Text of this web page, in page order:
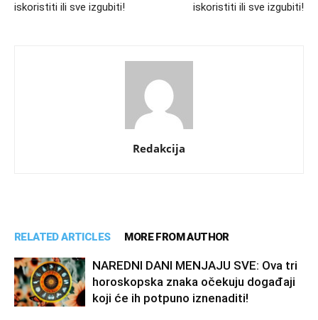
iskoristiti ili sve izgubiti!
iskoristiti ili sve izgubiti!
Redakcija
RELATED ARTICLES MORE FROM AUTHOR
NAREDNI DANI MENJAJU SVE: Ova tri
horoskopska znaka očekuju događaji
koji će ih potpuno iznenaditi!